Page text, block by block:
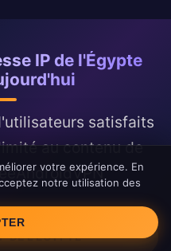
IP de l'Égypte
satisfaits
au contenu de
DE L'ÉGYPTE
votre expérience. En
notre utilisation des